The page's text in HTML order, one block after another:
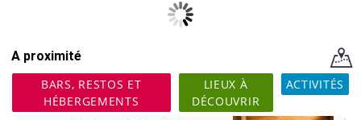
A proximité
BARS, RESTOS ET
HÉBERGEMENTS
LIEUX À
DÉCOUVRIR
ACTIVITÉS